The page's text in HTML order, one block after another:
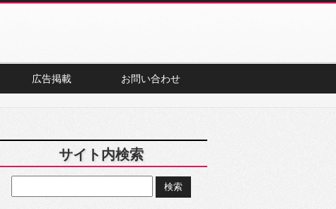
広告掲載 お問い合わせ
サイト内検索